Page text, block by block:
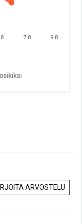
7.8. 9.8.
ARVOSTELU